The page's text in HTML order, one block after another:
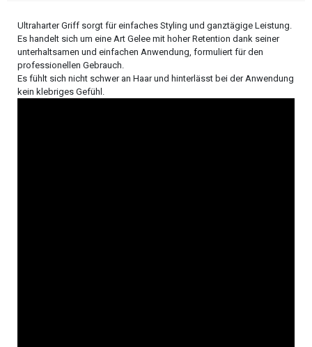
Ultraharter Griff sorgt für einfaches Styling und ganztägige Leistung.
Es handelt sich um eine Art Gelee mit hoher Retention dank seiner
unterhaltsamen und einfachen Anwendung, formuliert für den
professionellen Gebrauch.
Es fühlt sich nicht schwer an Haar und hinterlässt bei der Anwendung
kein klebriges Gefühl.